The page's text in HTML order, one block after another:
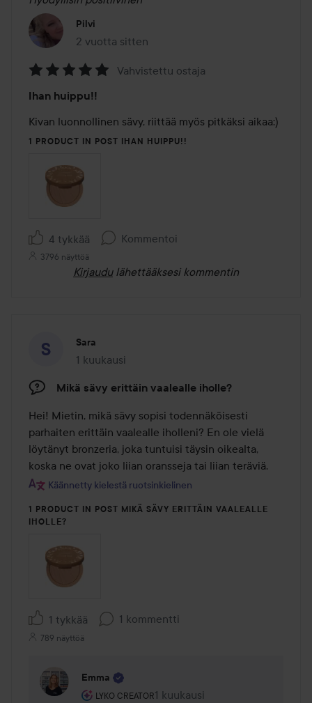
Pilvi
2 vuotta sitten
Viesti luotiin 2 vuotta sitten
5
/
5
Vahvistettu ostaja
Ihan huippu!!
Kivan luonnollinen sävy, riittää myös pitkäksi aikaa:)
1 PRODUCT IN POST IHAN HUIPPU!!
4 tykkää Kommentoi
3796 näyttöä
Kirjaudu lähettääksesi kommentin
Sara
1 kuukausi
Viesti luotiin 1 kuukausi
Mikä sävy erittäin vaalealle iholle?
Hei! Mietin, mikä sävy sopisi todennäköisesti
parhaiten erittäin vaalealle iholleni? En ole vielä
löytänyt bronzeria, joka tuntuisi täysin oikealta,
koska ne ovat joko liian oransseja tai liian teräviä.
Käännetty kielestä ruotsinkielinen
1 PRODUCT IN POST MIKÄ SÄVY ERITTÄIN VAALEALLE
IHOLLE?
1 tykkää 1 kommentti
789 näyttöä
Emma
LYKO CREATOR
Käyttäjän rooli: Lyko Creator.
1 kuukausi
Kommentti lisättiin 1 kuukausi